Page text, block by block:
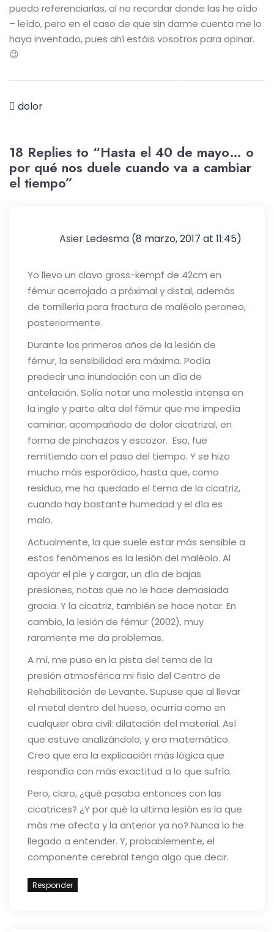
puedo referenciarlas, al no recordar donde las he oído
– leído, pero en el caso de que sin darme cuenta me lo
haya inventado, pues ahí estáis vosotros para opinar.
😉
dolor
18 Replies to “Hasta el 40 de mayo… o
por qué nos duele cuando va a cambiar
el tiempo”
Asier Ledesma (8 marzo, 2017 at 11:45)
Yo llevo un clavo gross-kempf de 42cm en
fémur acerrojado a próximal y distal, además
de tornillería para fractura de maléolo peroneo,
posteriormente.
Durante los primeros años de la lesión de
fémur, la sensibilidad era máxima. Podía
predecir una inundación con un día de
antelación. Solía notar una molestia intensa en
la ingle y parte alta del fémur que me impedía
caminar, acompañado de dolor cicatrizal, en
forma de pinchazos y escozor. Eso, fue
remitiendo con el paso del tiempo. Y se hizo
mucho más esporádico, hasta que, como
residuo, me ha quedado el tema de la cicatriz,
cuando hay bastante humedad y el día es
malo.
Actualmente, la que suele estar más sensible a
estos fenómenos es la lesión del maléolo. Al
apoyar el pie y cargar, un día de bajas
presiones, notas que no le hace demasiada
gracia. Y la cicatriz, también se hace notar. En
cambio, la lesión de fémur (2002), muy
raramente me da problemas.
A mí, me puso en la pista del tema de la
presión atmosférica mi fisio del Centro de
Rehabilitación de Levante. Supuse que al llevar
el metal dentro del hueso, ocurría como en
cualquier obra civil: dilatación del material. Así
que estuve analizándolo, y era matemático.
Creo que era la explicación más lógica que
respondía con más exactitud a lo que sufría.
Pero, claro, ¿qué pasaba entonces con las
cicatrices? ¿Y por qué la ultima lesión es la que
más me afecta y la anterior ya no? Nunca lo he
llegado a entender. Y, probablemente, el
componente cerebral tenga algo que decir.
Responder